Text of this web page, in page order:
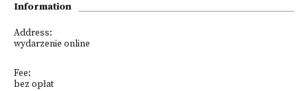
Information
Address:
wydarzenie online
Fee:
bez opłat